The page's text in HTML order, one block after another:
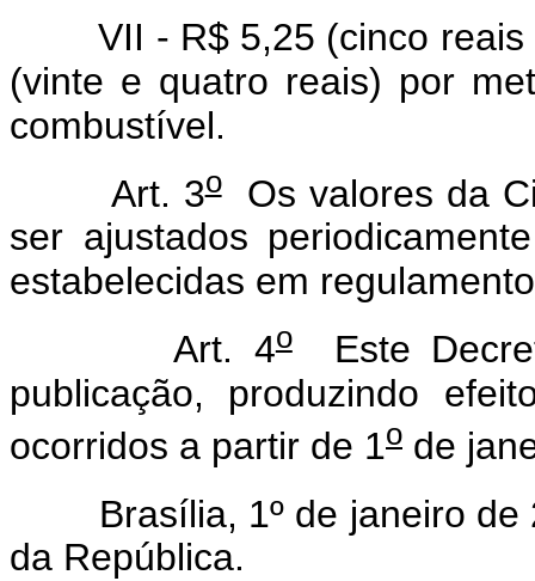
VII - R$ 5,25 (cinco reais
(vinte e quatro reais) por
combustível.
Art. 3oOs valores da
ser ajustados
estabelecidas em
Art. 4oEste
publicação, produzindo
ocorridos a partir de 1o de
Brasília, 1º de janeiro de
da República.